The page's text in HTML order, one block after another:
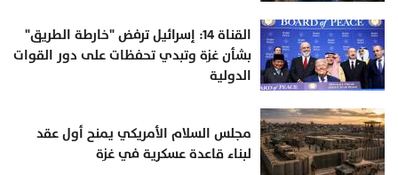
القناة 14: إسرائيل ترفض "خارطة الطريق"
بشأن غزة وتبدي تحفظات على دور القوات
الدولية
مجلس السلام الأمريكي يمنح أول عقد
لبناء قاعدة عسكرية في غزة